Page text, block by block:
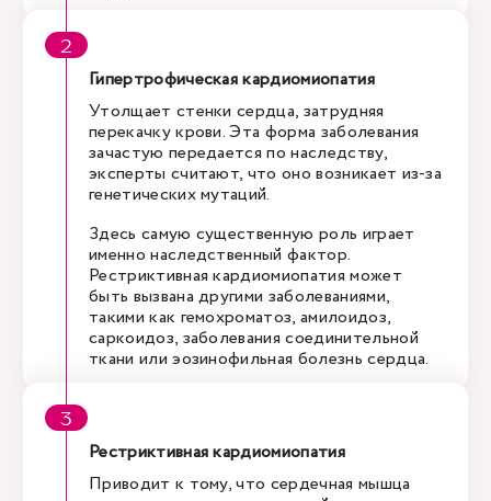
Гипертрофическая кардиомиопатия
Утолщает стенки сердца, затрудняя
перекачку крови. Эта форма заболевания
зачастую передается по наследству,
эксперты считают, что оно возникает из-за
генетических мутаций.
Здесь самую существенную роль играет
именно наследственный фактор.
Рестриктивная кардиомиопатия может
быть вызвана другими заболеваниями,
такими как гемохроматоз, амилоидоз,
саркоидоз, заболевания соединительной
ткани или эозинофильная болезнь сердца.
Рестриктивная кардиомиопатия
Приводит к тому, что сердечная мышца